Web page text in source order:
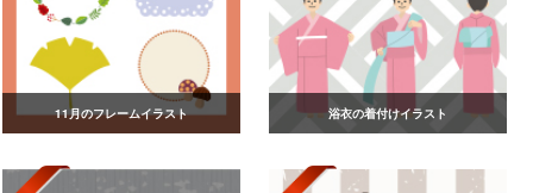
11月のフレームイラスト 浴衣の着付けイラスト